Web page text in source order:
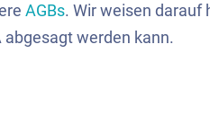
AGBs. Wir weisen darauf
werden kann.